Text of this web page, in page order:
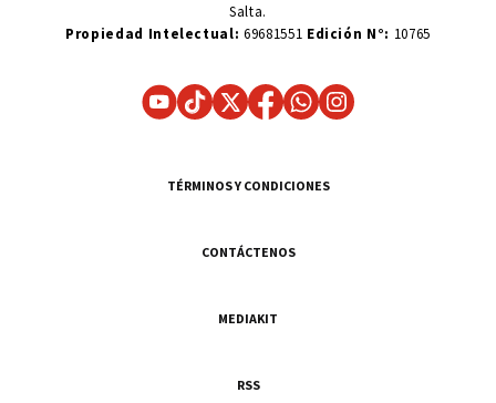
Salta.
Propiedad Intelectual: 69681551 Edición N°: 10765
TÉRMINOS Y CONDICIONES
CONTÁCTENOS
MEDIAKIT
RSS